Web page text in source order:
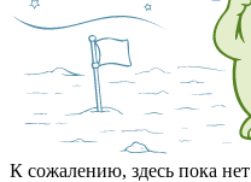
К сожалению, здесь пока